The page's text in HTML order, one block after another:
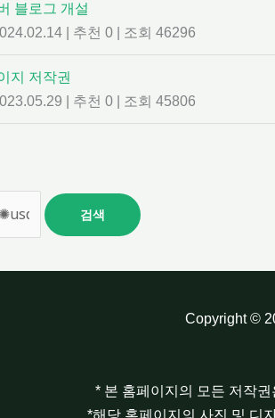
블로그 개설
추천 0 조회 46296
지 저작권
추천 0 조회 45806
검색
Copyright ©
* 본 홈페이지의 모든 저작
*해당 홈페이지의 사진 및 디